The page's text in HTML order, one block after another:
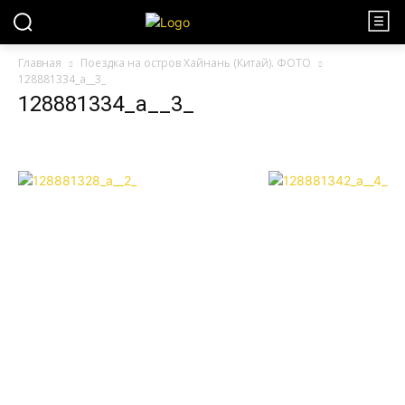
Главная
Поездка на остров Хайнань (Китай). ФОТО
128881334_a__3_
128881334_a__3_